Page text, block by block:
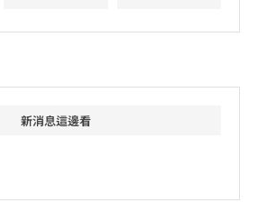
新消息這邊看